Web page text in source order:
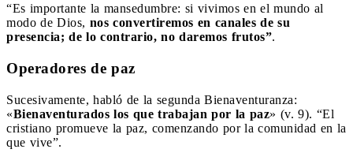
“Es importante la mansedumbre: si vivimos en el mundo al
modo de Dios, nos convertiremos en canales de su
presencia; de lo contrario, no daremos frutos”.
Operadores de paz
Sucesivamente, habló de la segunda Bienaventuranza:
«Bienaventurados los que trabajan por la paz» (v. 9). “El
cristiano promueve la paz, comenzando por la comunidad en la
que vive”.